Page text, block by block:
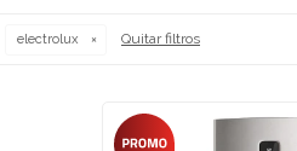
electrolux Quitar filtros